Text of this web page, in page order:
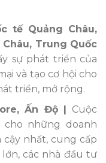
tế Quảng Châu,
Châu, Trung Quốc
sự phát triển của
và tạo cơ hội cho
triển, mở rộng.
Ấn Độ | Cuộc
những doanh
nhất, cung cấp
các nhà đầu tư